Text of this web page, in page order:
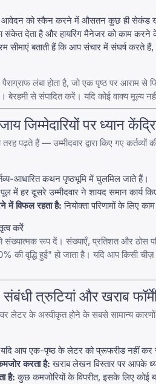
आवेदन को स्कैन करने में औसतन कुछ ही सेकंड
संकेत देता है और हायरिंग मैनेजर को काम करने
सीमाएं बताती हैं कि आप संचार में संघर्ष करते
लंबा होता है, जो एक पृष्ठ पर आराम
से संपादित करें। यदि कोई वाक्य मूल्य
जिम्मेदारियों पर ध्यान
पढ़ते हैं — उम्मीदवार द्वारा किए गए
आधारित कथन पृष्ठभूमि में घुलमिल जाते हैं।
पूल में हर दूसरे उम्मीदवार ने शायद समान कार्य
में विफल रहता है: नियोक्ता परिणामों के लिए
करें
संख्यात्मक रूप दें। संख्याएँ, प्रतिशत और ठोस
की वृद्धि हुई" हो जाता है। यदि आप
त्रुटियां और खराब
लेटर के अस्वीकृत होने के सबसे सामान्य
यदि आप एक-पृष्ठ के लेटर को प्रूफरीड नहीं कर
करता है: खराब लेखन विस्तार पर आपके
है: कुछ कमजोरियों के विपरीत, इसके लिए कोई